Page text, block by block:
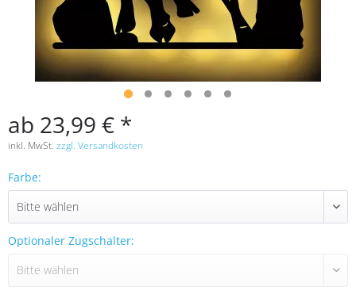
ab 23,99 € *
inkl. MwSt. zzgl. Versandkosten
Farbe:
Optionaler Zugschalter: